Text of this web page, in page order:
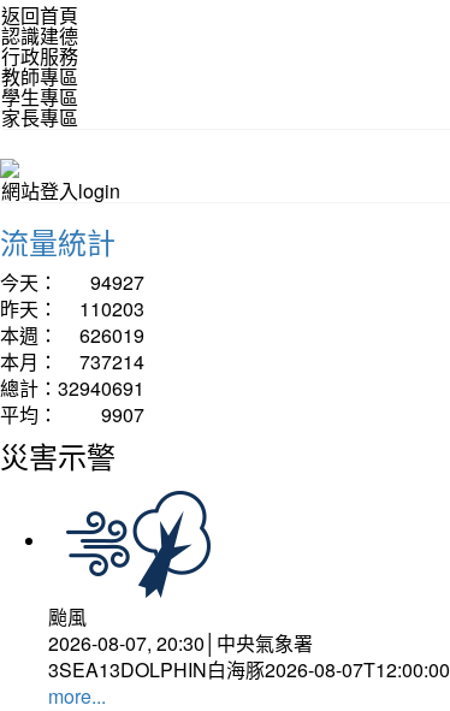
返回首頁
認識建德
行政服務
教師專區
學生專區
家長專區
網站登入login
流量統計
今天：
94927
昨天：
110203
本週：
626019
本月：
737214
總計： 32940691
平均：
9907
災害示警
颱風
2026-08-07, 20:30│中央氣象署
3SEA13DOLPHIN白海豚2026-08-
more...